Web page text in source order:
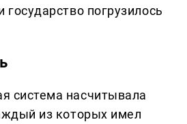
государство погрузилось
система насчитывала
из которых имел